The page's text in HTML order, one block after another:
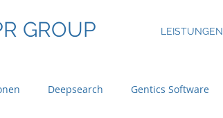
GROUP LEISTUNGEN
Deepsearch Gentics Software